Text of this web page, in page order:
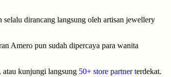
dirancang langsung oleh artisan jewellery
Amero pun sudah dipercaya para wanita
, atau kunjungi langsung 50+ store partnerterdekat.